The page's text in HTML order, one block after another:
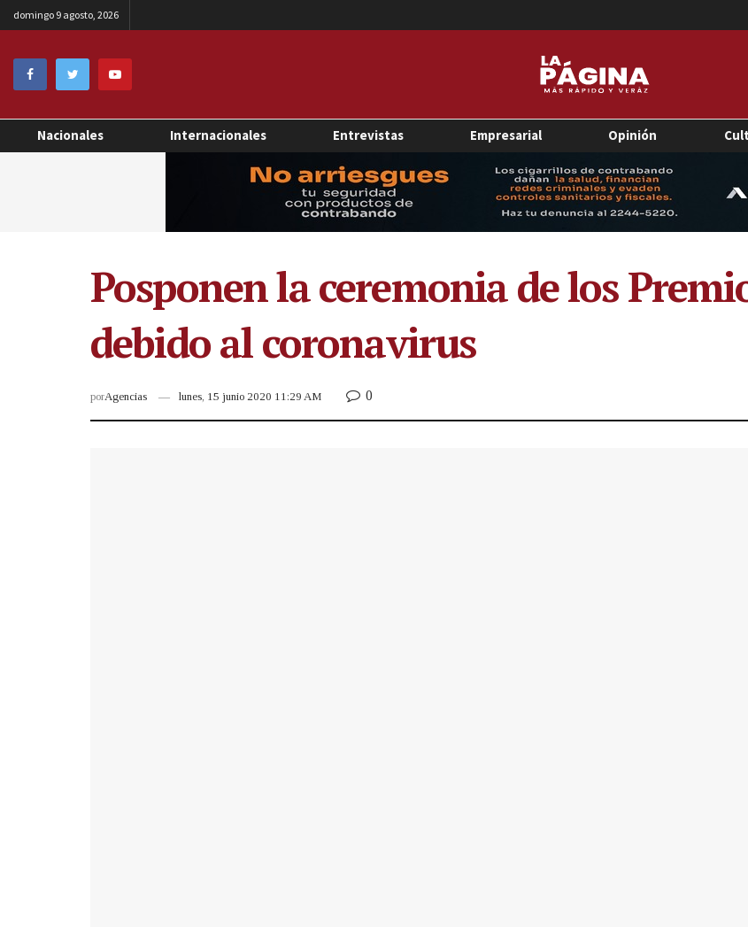
domingo 9 agosto, 2026
Nacionales Internacionales Entrevistas Empresarial Opinión
Posponen la ceremonia de los
debido al coronavirus
porAgencias lunes, 15 junio 2020 11:29 AM 0